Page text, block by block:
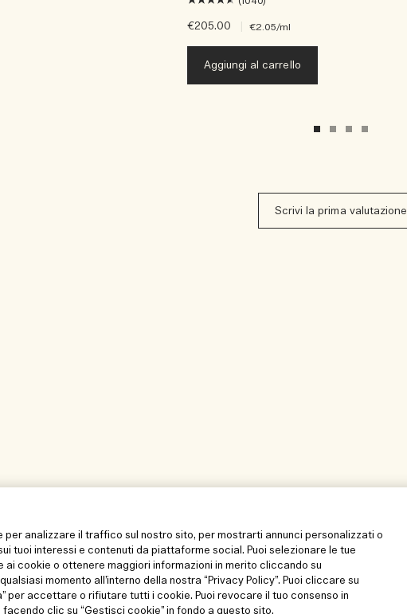
€205.00 €2.05/ml
Aggiungi al carrello
Scrivi la prima valutazione
per analizzare il traffico sul nostro sito, per mostrarti annunci personalizzati o
tuoi interessi e contenuti da piattaforme social. Puoi selezionare le tue
ai cookie o ottenere maggiori informazioni in merito cliccando su
momento all’interno della nostra “Privacy Policy”. Puoi cliccare su
per accettare o rifiutare tutti i cookie. Puoi revocare il tuo consenso in
clic su “Gestisci cookie” in fondo a questo sito.